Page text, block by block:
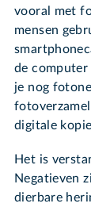
vooral met
mensen
de computer
je nog
digitale
Het is
Negatieven
dierbare